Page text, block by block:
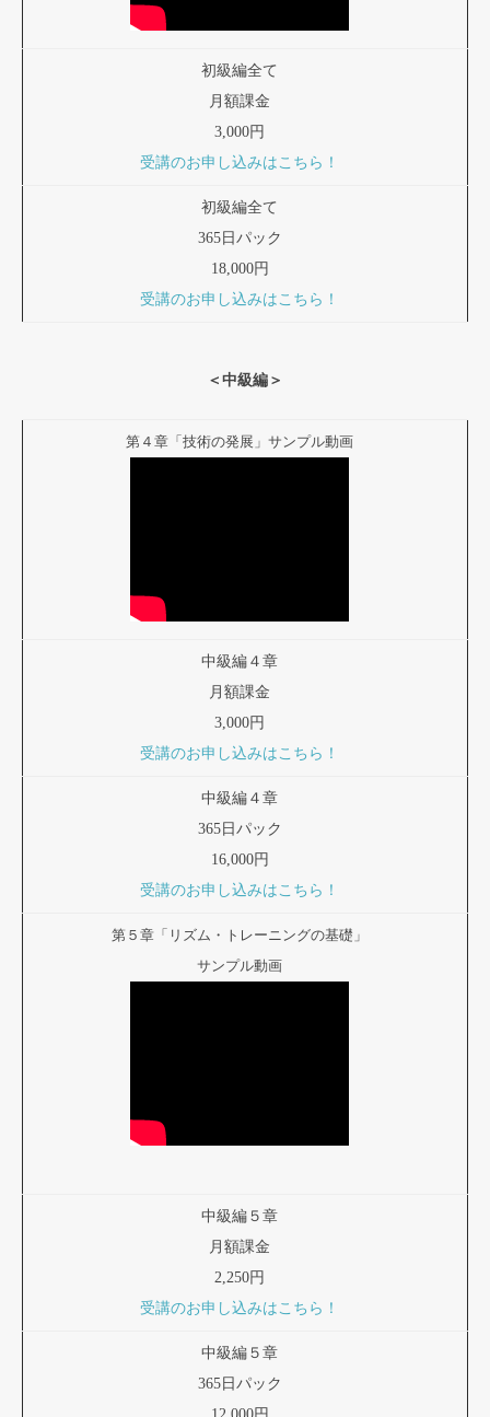
初級編全て
月額課金
3,000円
受講のお申し込みはこちら！
初級編全て
365日パック
18,000円
受講のお申し込みはこちら！
＜中級編＞
第４章「技術の発展」サンプル動画
中級編４章
月額課金
3,000円
受講のお申し込みはこちら！
中級編４章
365日パック
16,000円
受講のお申し込みはこちら！
第５章「リズム・トレーニングの基礎」
サンプル動画
中級編５章
月額課金
2,250円
受講のお申し込みはこちら！
中級編５章
365日パック